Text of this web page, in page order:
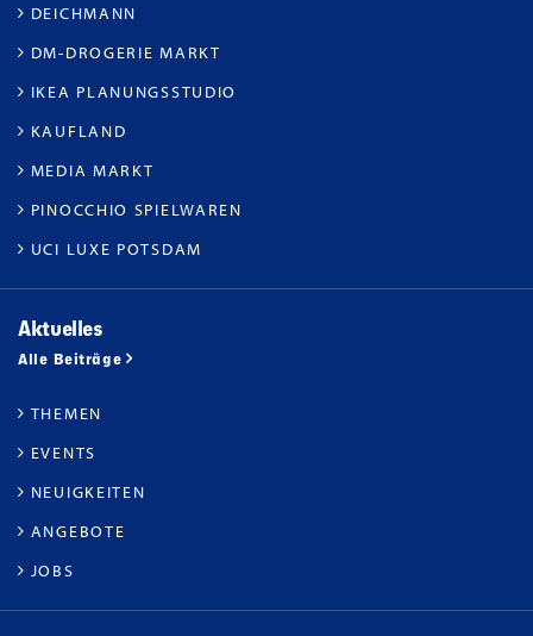
DEICHMANN
DM-DROGERIE MARKT
IKEA PLANUNGSSTUDIO
KAUFLAND
MEDIA MARKT
PINOCCHIO SPIELWAREN
UCI LUXE POTSDAM
Aktuelles
Alle Beiträge
THEMEN
EVENTS
NEUIGKEITEN
ANGEBOTE
JOBS